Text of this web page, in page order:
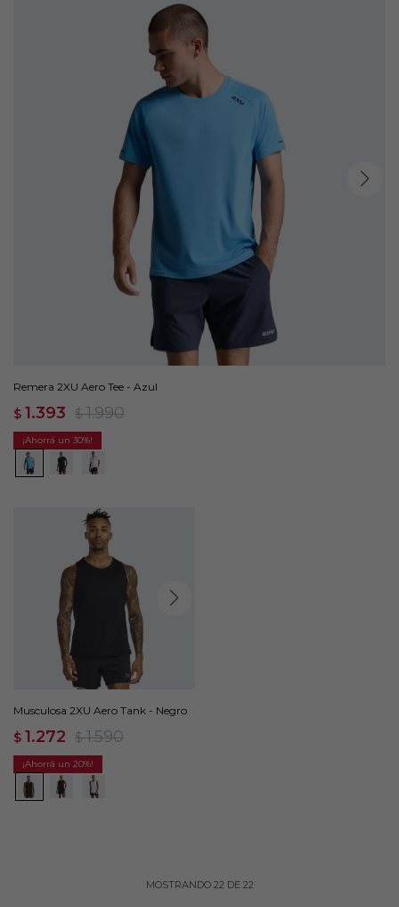
Remera 2XU Aero Tee - Azul
$ 1.393 $ 1.990
30
Musculosa 2XU Aero Tank - Negro
$ 1.272 $ 1.590
20
MOSTRANDO 22 DE 22